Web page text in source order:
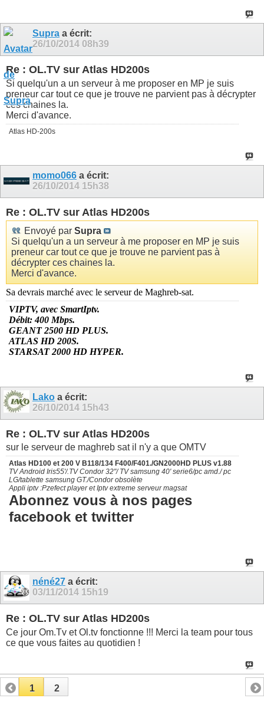
Supra a écrit:
26/10/2014 08h39
Re : OL.TV sur Atlas HD200s
Si quelqu'un a un serveur à me proposer en MP je suis
preneur car tout ce que je trouve ne parvient pas à décrypter
ces chaines la.
Merci d'avance.
Atlas HD-200s
momo066 a écrit:
26/10/2014 15h38
Re : OL.TV sur Atlas HD200s
Envoyé par Supra
Si quelqu'un a un serveur à me proposer en MP je suis
preneur car tout ce que je trouve ne parvient pas à
décrypter ces chaines la.
Merci d'avance.
Sa devrais marché avec le serveur de Maghreb-sat.
VIPTV, avec SmartIptv.
Débit: 400 Mbps.
GEANT 2500 HD PLUS.
ATLAS HD 200S.
STARSAT 2000 HD HYPER.
Lako a écrit:
26/10/2014 15h43
Re : OL.TV sur Atlas HD200s
sur le serveur de maghreb sat il n'y a que OMTV
Atlas HD100 et 200 V B118/134 F400/F401./GN2000HD PLUS v1.88
TV Android Iris55'/.TV Condor 32"/ TV samsung 40' serie6/pc amd./ pc
LG/tablette samsung GT./Condor obsolète
Appli iptv :Pzefect player et Iptv extreme serveur magsat
Abonnez vous à nos pages
facebook et twitter
néné27 a écrit:
03/11/2014 15h19
Re : OL.TV sur Atlas HD200s
Ce jour Om.Tv et Ol.tv fonctionne !!! Merci la team pour tous
ce que vous faites au quotidien !
1 2